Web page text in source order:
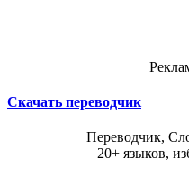
Скачать переводчик
Переводчик,
20+ языков,